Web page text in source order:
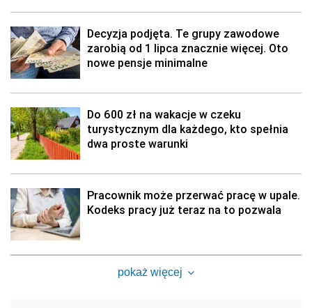
Decyzja podjęta. Te grupy zawodowe
zarobią od 1 lipca znacznie więcej. Oto
nowe pensje minimalne
Do 600 zł na wakacje w czeku
turystycznym dla każdego, kto spełnia
dwa proste warunki
Pracownik może przerwać pracę w upale.
Kodeks pracy już teraz na to pozwala
pokaż więcej